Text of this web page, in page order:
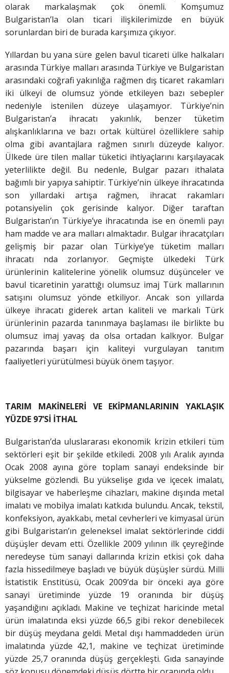
olarak markalaşmak çok önemli. Komşumuz
Bulgaristan’la olan ticari ilişkilerimizde en büyük
sorunlardan biri de burada karşımıza çıkıyor.
Yıllardan bu yana süre gelen bavul ticareti ülke halkaları
arasında Türkiye malları arasında Türkiye ve Bulgaristan
arasındaki coğrafi yakınlığa rağmen dış ticaret rakamları
iki ülkeyi de olumsuz yönde etkileyen bazı sebepler
nedeniyle istenilen düzeye ulaşamıyor. Türkiye’nin
Bulgaristan’a ihracatı yakınlık, benzer tüketim
alışkanlıklarına ve bazı ortak kültürel özelliklere sahip
olma gibi avantajlara rağmen sınırlı düzeyde kalıyor.
Ülkede üre tilen mallar tüketici ihtiyaçlarını karşılayacak
yeterlilikte değil. Bu nedenle, Bulgar pazarı ithalata
bağımlı bir yapıya sahiptir. Türkiye’nin ülkeye ihracatında
son yıllardaki artışa rağmen, ihracat rakamları
potansiyelin çok gerisinde kalıyor. Diğer taraftan
Bulgaristan’ın Türkiye’ye ihracatında ise en önemli payı
ham madde ve ara malları almaktadır. Bulgar ihracatçıları
gelişmiş bir pazar olan Türkiye’ye tüketim malları
ihracatı nda zorlanıyor. Geçmişte ülkedeki Türk
ürünlerinin kalitelerine yönelik olumsuz düşünceler ve
bavul ticaretinin yarattığı olumsuz imaj Türk mallarının
satışını olumsuz yönde etkiliyor. Ancak son yıllarda
ülkeye ihracatı giderek artan kaliteli ve markalı Türk
ürünlerinin pazarda tanınmaya başlaması ile birlikte bu
olumsuz imaj yavaş da olsa ortadan kalkıyor. Bulgar
pazarında başarı için kaliteyi vurgulayan tanıtım
faaliyetleri yürütülmesi büyük önem taşıyor.
TARIM MAKİNELERİ VE EKİPMANLARININ YAKLAŞIK
YÜZDE 97’Sİ İTHAL
Bulgaristan’da uluslararası ekonomik krizin etkileri tüm
sektörleri eşit bir şekilde etkiledi. 2008 yılı Aralık ayında
Ocak 2008 ayına göre toplam sanayi endeksinde bir
yükselme gözlendi. Bu yükselişe gıda ve içecek imalatı,
bilgisayar ve haberleşme cihazları, makine dışında metal
imalatı ve mobilya imalatı katkıda bulundu. Ancak, tekstil,
konfeksiyon, ayakkabı, metal cevherleri ve kimyasal ürün
gibi Bulgaristan’ın geleneksel imalat sektörlerinde ciddi
düşüşler devam etti. Özellikle 2009 yılının ilk çeyreğinde
neredeyse tüm sanayi dallarında krizin etkisi çok daha
fazla hissedilmeye başladı ve büyük düşüşler sürdü. Milli
İstatistik Enstitüsü, Ocak 2009’da bir önceki aya göre
sanayi üretiminde yüzde 19 oranında bir düşüş
yaşandığını açıkladı. Makine ve teçhizat haricinde metal
ürün imalatında eksi yüzde 66,5 gibi rekor denebilecek
bir düşüş meydana geldi. Metal dışı hammaddeden ürün
imalatında yüzde 42,1, makine ve teçhizat üretiminde
yüzde 25,7 oranında düşüş gerçekleşti. Gıda sanayinde